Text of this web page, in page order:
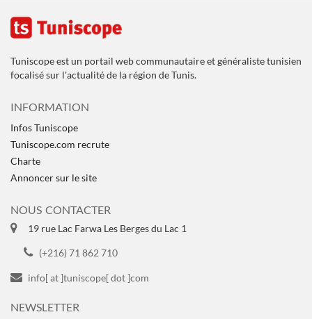
Tuniscope est un portail web communautaire et généraliste tunisien
focalisé sur l'actualité de la région de Tunis.
INFORMATION
Infos Tuniscope
Tuniscope.com recrute
Charte
Annoncer sur le site
NOUS CONTACTER
19 rue Lac Farwa Les Berges du Lac 1
(+216) 71 862 710
info[ at ]tuniscope[ dot ]com
NEWSLETTER